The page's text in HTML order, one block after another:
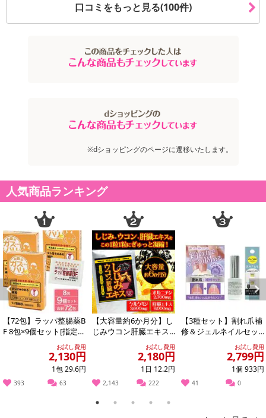
注目の「ルテイン」を多く含むマリーゴールド抽出物を1,800mg、
クリアで爽快な毎日へ♪長時間PC・スマホ・TVをよく見る方、細か
【原料説明】
●ビルベリー抽出物
ポリフェノールの一種であるアントシアニンがブルーベリーに比べ
約2倍とも言われているのがビルベリー 。スマートフォンやパソコ
ンなどを使う機会の多い現代社会では補いたい成分です。
口コミをもっと見る(100件)
※dショッピングのページに遷移いたします。
人気商品ランキング
Previous
【72包】ラッパ整腸薬B
F 8包×9個セット[指定医
薬部外品］大幸薬品お試し費用
2,130円
1包 29.6円
393 63
【大容量約6か月分】し
じみウコン肝臓エキス3
お試し費用
2,180円
1日 12.2円
2,143 222
【3種セット】割れ爪補
修＆ジェルネイルセッ
お試し費用
2,799円
1個 933円
41 0
Next
1 2 3 4 5